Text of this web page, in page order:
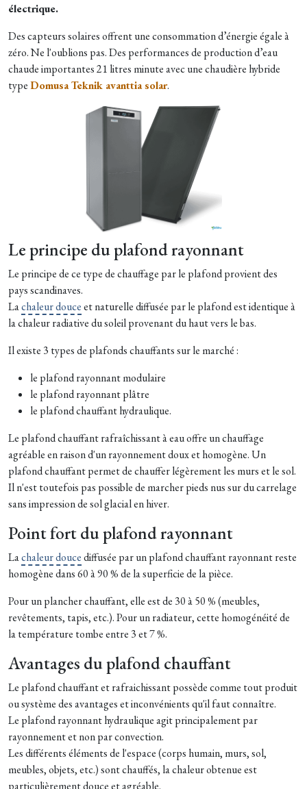
électrique.
Des capteurs solaires offrent une consommation d’énergie égale à
zéro. Ne l'oublions pas. Des performances de production d’eau
chaude importantes 21 litres minute avec une chaudière hybride
typeDomusa Teknik avanttia solar.
Le principe du plafond rayonnant
Le principe de ce type de chauffage par le plafond provient des
pays scandinaves.
Lachaleur douceet naturelle diffusée par le plafond est identique à
la chaleur radiative du soleil provenant du haut vers le bas.
Il existe 3 types de plafonds chauffants sur le marché :
le plafond rayonnant modulaire
le plafond rayonnant plâtre
le plafond chauffant hydraulique.
Le plafond chauffant rafraîchissant à eau offre un chauffage
agréable en raison d'un rayonnement doux et homogène. Un
plafond chauffant permet de chauffer légèrement les murs et le sol.
Il n'est toutefois pas possible de marcher pieds nus sur du carrelage
sans impression de sol glacial en hiver.
Point fort du plafond rayonnant
Lachaleur doucediffusée par un plafond chauffant rayonnant reste
homogène dans 60 à 90 % de la superficie de la pièce.
Pour un plancher chauffant, elle est de 30 à 50 % (meubles,
revêtements, tapis, etc.). Pour un radiateur, cette homogénéité de
la température tombe entre 3 et 7 %.
Avantages du plafond chauffant
Le plafond chauffant et rafraichissant possède comme tout produit
ou système des avantages et inconvénients qu'il faut connaître.
Le plafond rayonnant hydraulique agit principalement par
rayonnement et non par convection.
Les différents éléments de l'espace (corps humain, murs, sol,
meubles, objets, etc.) sont chauffés, la chaleur obtenue est
particulièrement douce et agréable.